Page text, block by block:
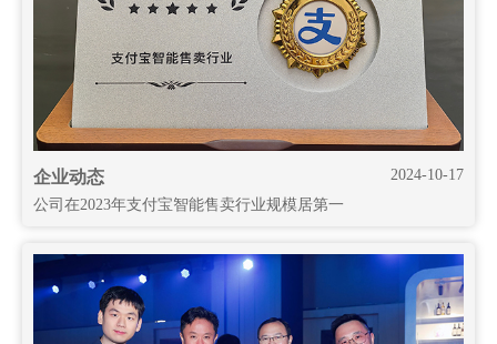
2024-10-17
企业动态
公司在2023年支付宝智能售卖行业规模居第一